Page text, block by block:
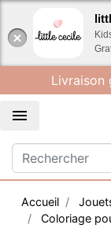
Livraison

Accueil
Coloriage